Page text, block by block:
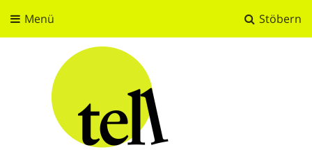
Stöbern
Menü